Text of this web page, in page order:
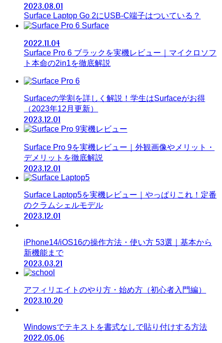
2023.08.01
Surface Laptop Go 2にUSB-C端子はついている？
Surface
2022.11.04
Surface Pro 6 ブラックを実機レビュー｜マイクロソフ
ト本命の2in1を徹底解説
Surfaceの学割を詳しく解説！学生はSurfaceがお得
（2023年12月更新）
2023.12.01
Surface Pro 9を実機レビュー｜外観画像やメリット・
デメリットを徹底解説
2023.12.01
Surface Laptop5を実機レビュー｜やっぱりこれ！定番
のクラムシェルモデル
2023.12.01
iPhone14/iOS16の操作方法・使い方 53選｜基本から
新機能まで
2023.03.21
アフィリエイトのやり方・始め方（初心者入門編）
2023.10.20
Windowsでテキストを書式なしで貼り付けする方法
2022.05.06